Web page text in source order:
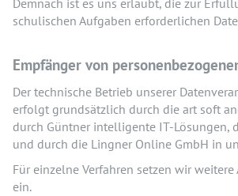
Demnach ist es uns erlaubt, die zur
schulischen Aufgaben erforderlichen
Empfänger von
Der technische Betrieb unserer
erfolgt grundsätzlich durch die art soft
durch Güntner intelligente IT-Lösungen,
und durch die Lingner Online GmbH in
Für einzelne Verfahren setzen wir
ein.